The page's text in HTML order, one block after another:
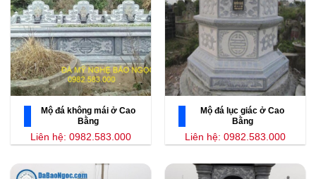
Mộ đá không mái ở Cao
Bằng
Liên hệ: 0982.583.000
Mộ đá lục giác ở Cao
Bằng
Liên hệ: 0982.583.000